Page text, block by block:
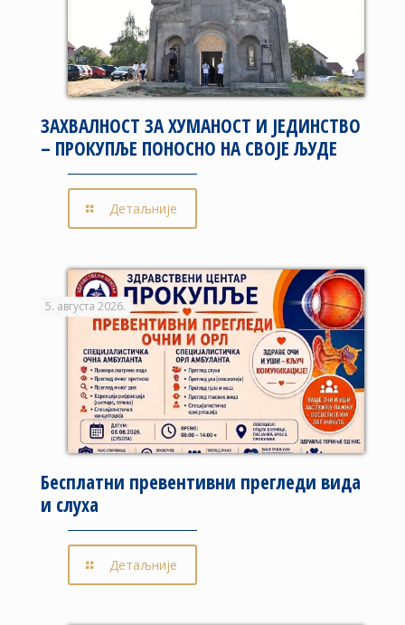
ЗАХВАЛНОСТ ЗА ХУМАНОСТ И ЈЕДИНСТВО
– ПРОКУПЉЕ ПОНОСНО НА СВОЈЕ ЉУДЕ
Детаљније
5. августа 2026.
Бесплатни превентивни прегледи вида
и слуха
Детаљније